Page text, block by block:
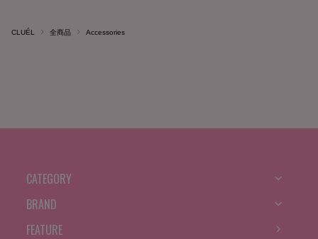
CLUÉL 全商品 Accessories
CATEGORY
BRAND
FEATURE